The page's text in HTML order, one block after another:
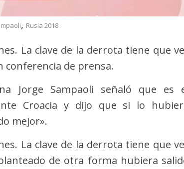
, Rusia 2018
La clave de la derrota tiene que
conferencia de prensa.
Jorge Sampaoli señaló que es
Croacia y dijo que si lo
mejor».
La clave de la derrota tiene que
de otra forma hubiera